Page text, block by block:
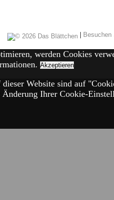
|
werden Cookies
Akzeptieren
Website sind auf
Änderung Ihrer Cookie-